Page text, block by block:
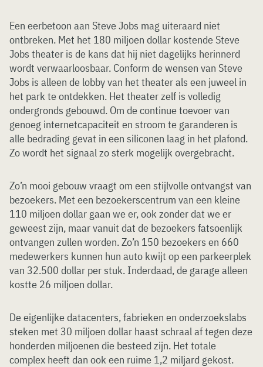
Een eerbetoon aan Steve Jobs mag uiteraard niet
ontbreken. Met het 180 miljoen dollar kostende Steve
Jobs theater is de kans dat hij niet dagelijks herinnerd
wordt verwaarloosbaar. Conform de wensen van Steve
Jobs is alleen de lobby van het theater als een juweel in
het park te ontdekken. Het theater zelf is volledig
ondergronds gebouwd. Om de continue toevoer van
genoeg internetcapaciteit en stroom te garanderen is
alle bedrading gevat in een siliconen laag in het plafond.
Zo wordt het signaal zo sterk mogelijk overgebracht.
Zo’n mooi gebouw vraagt om een stijlvolle ontvangst van
bezoekers. Met een bezoekerscentrum van een kleine
110 miljoen dollar gaan we er, ook zonder dat we er
geweest zijn, maar vanuit dat de bezoekers fatsoenlijk
ontvangen zullen worden. Zo’n 150 bezoekers en 660
medewerkers kunnen hun auto kwijt op een parkeerplek
van 32.500 dollar per stuk. Inderdaad, de garage alleen
kostte 26 miljoen dollar.
De eigenlijke datacenters, fabrieken en onderzoekslabs
steken met 30 miljoen dollar haast schraal af tegen deze
honderden miljoenen die besteed zijn. Het totale
complex heeft dan ook een ruime 1,2 miljard gekost.